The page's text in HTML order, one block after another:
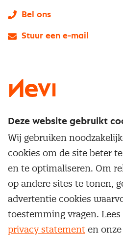
Service & contact
Over inkoop
Netwerk en communities
Aanmelden nieuwsbrief
Word lid van Nevi
Populaire thema's
Aanbesteden
Contractmanagement
Kostenmanagement
Onderhandelen
Opleidingen en
Trainingen
Opleidingen
Bel ons
Stuur een e-mail
Cookievoorkeuren
Deze website gebruikt
Wij gebruiken
cookies om de site beter
en te optimaliseren. Om
op andere sites te tonen,
advertentie cookies
toestemming vragen.
privacy statement en onze